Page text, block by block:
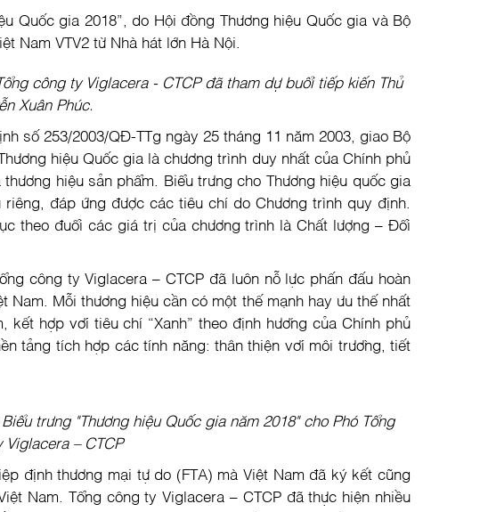
Quốc gia 2018”, do Hội đồng Thương hiệu Quốc gia và Bộ
Nam VTV2 từ Nhà hát lớn Hà Nội.
công ty Viglacera - CTCP đã tham dự buổi tiếp kiến Thủ
Xuân Phúc.
số 253/2003/QĐ-TTg ngày 25 tháng 11 năm 2003, giao Bộ
hiệu Quốc gia là chương trình duy nhất của Chính phủ
hiệu sản phẩm. Biểu trưng cho Thương hiệu quốc gia
đáp ứng được các tiêu chí do Chương trình quy định.
theo đuổi các giá trị của chương trình là Chất lượng – Đổi
công ty Viglacera – CTCP đã luôn nỗ lực phấn đấu hoàn
Mỗi thương hiệu cần có một thế mạnh hay ưu thế nhất
hợp với tiêu chí “Xanh” theo định hướng của Chính phủ
tảng tích hợp các tính năng: thân thiện với môi trường, tiết
trưng "Thương hiệu Quốc gia năm 2018" cho Phó Tổng
– CTCP
định thương mại tự do (FTA) mà Việt Nam đã ký kết cũng
Nam. Tổng công ty Viglacera – CTCP đã thực hiện nhiều